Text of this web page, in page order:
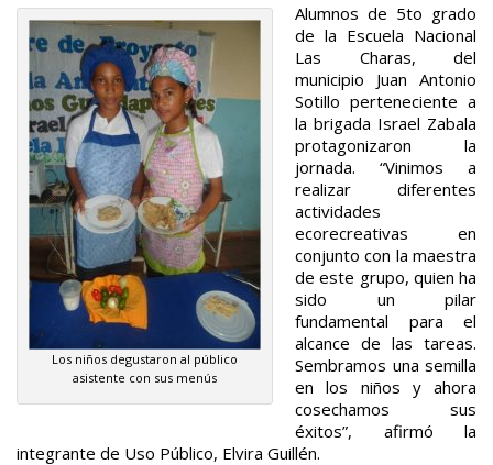
Los niños degustaron al público
asistente con sus menús
Alumnos de 5to grado
de la Escuela Nacional
Las Charas, del
municipio Juan Antonio
Sotillo perteneciente a
la brigada Israel Zabala
protagonizaron la
jornada. “Vinimos a
realizar diferentes
actividades
ecorecreativas en
conjunto con la maestra
de este grupo, quien ha
sido un pilar
fundamental para el
alcance de las tareas.
Sembramos una semilla
en los niños y ahora
cosechamos sus
éxitos”, afirmó la
integrante de Uso Público, Elvira Guillén.